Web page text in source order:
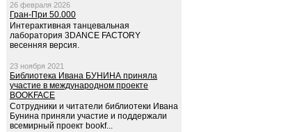
26 февраля 2026
Гран-При 50.000
Интерактивная танцевальная
лаборатория 3DANCE FACTORY
весенняя версия.
23 ноября 2021
Библиотека Ивана БУНИНА приняла
участие в международном проекте
BOOKFACE
Сотрудники и читатели библиотеки Ивана
Бунина приняли участие и поддержали
всемирный проект bookf...